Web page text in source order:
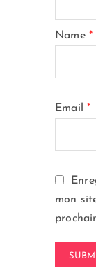
Name *
Email*
mon